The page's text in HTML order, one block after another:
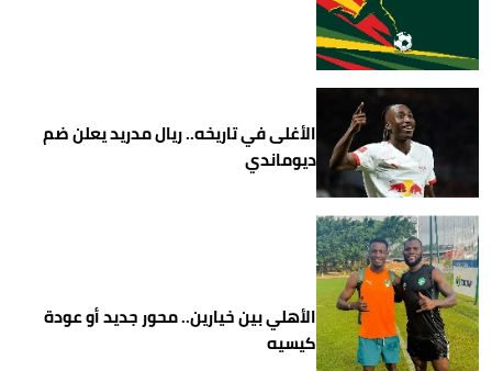
الأغلى في تاريخه.. ريال مدريد يعلن ضم
ديوماندي
الأهلي بين خيارين.. محور جديد أو عودة
كيسيه